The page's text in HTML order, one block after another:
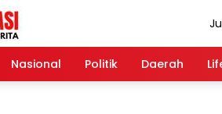
Nasional Politik Daerah